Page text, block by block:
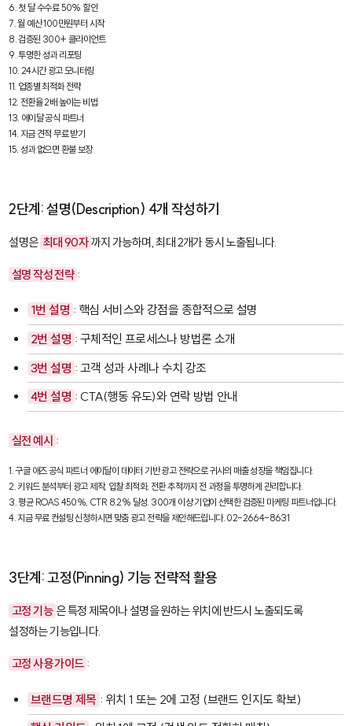
6. 첫 달 수수료 50% 할인
7. 월 예산 100만원부터 시작
8. 검증된 300+ 클라이언트
9. 투명한 성과 리포팅
10. 24시간 광고 모니터링
11. 업종별 최적화 전략
12. 전환율 2배 높이는 비법
13. 에이달 공식 파트너
14. 지금 견적 무료 받기
15. 성과 없으면 환불 보장
2단계: 설명(Description) 4개 작성하기
설명은 최대 90자 까지 가능하며, 최대 2개가 동시 노출됩니다.
설명 작성 전략 :
1번 설명 : 핵심 서비스와 강점을 종합적으로 설명
2번 설명 : 구체적인 프로세스나 방법론 소개
3번 설명 : 고객 성과 사례나 수치 강조
4번 설명 : CTA(행동 유도)와 연락 방법 안내
실전 예시 :
1. 구글 애즈 공식 파트너 에이달이 데이터 기반 광고 전략으로 귀사의 매출 성장을 책임집니다.
2. 키워드 분석부터 광고 제작, 입찰 최적화, 전환 추적까지 전 과정을 투명하게 관리합니다.
3. 평균 ROAS 450%, CTR 8.2% 달성. 300개 이상 기업이 선택한 검증된 마케팅 파트너입니다.
4. 지금 무료 컨설팅 신청하시면 맞춤 광고 전략을 제안해드립니다. 02-2664-8631
3단계: 고정(Pinning) 기능 전략적 활용
고정 기능 은 특정 제목이나 설명을 원하는 위치에 반드시 노출되도록
설정하는 기능입니다.
고정 사용 가이드 :
브랜드명 제목 : 위치 1 또는 2에 고정 (브랜드 인지도 확보)